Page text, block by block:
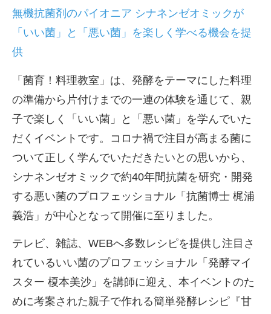
無機抗菌剤のパイオニア シナネンゼオミックが
「いい菌」と「悪い菌」を楽しく学べる機会を提
供
「菌育！料理教室」は、発酵をテーマにした料理
の準備から片付けまでの一連の体験を通じて、親
子で楽しく「いい菌」と「悪い菌」を学んでいた
だくイベントです。コロナ禍で注目が高まる菌に
ついて正しく学んでいただきたいとの思いから、
シナネンゼオミックで約40年間抗菌を研究・開発
する悪い菌のプロフェッショナル「抗菌博士 梶浦
義浩」が中心となって開催に至りました。
テレビ、雑誌、WEBへ多数レシピを提供し注目さ
れているいい菌のプロフェッショナル「発酵マイ
スター 榎本美沙」を講師に迎え、本イベントのた
めに考案された親子で作れる簡単発酵レシピ『甘